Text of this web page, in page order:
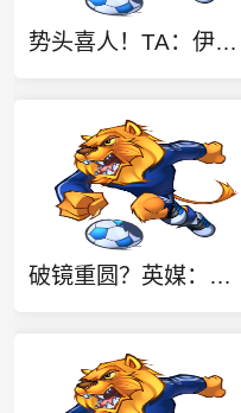
势头喜人！TA：伊萨克维尔茨若延续本场状态，球迷完全能满怀期待
破镜重圆？英媒：卡里克或许能激活拉什福德 唯有时间能检验对错